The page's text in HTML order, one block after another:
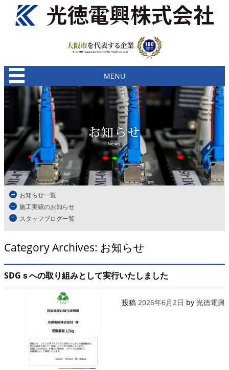
MENU
お知らせ一覧
施工実績のお知らせ
スタッフブログ一覧
Category Archives: お知らせ
SDGｓへの取り組みとして実行いたしました
投稿 2026年6月2日 by 光徳電興